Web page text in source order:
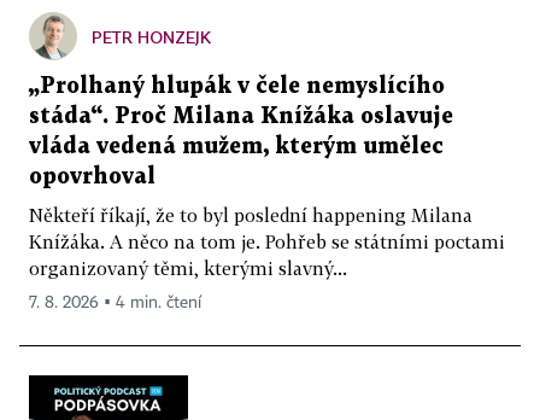
PETR HONZEJK
„Prolhaný hlupák v čele nemyslícího
stáda“. Proč Milana Knížáka oslavuje
vláda vedená mužem, kterým umělec
opovrhoval
Někteří říkají, že to byl poslední happening Milana
Knížáka. A něco na tom je. Pohřeb se státními poctami
organizovaný těmi, kterými slavný...
7. 8. 2026 ▪ 4 min. čtení